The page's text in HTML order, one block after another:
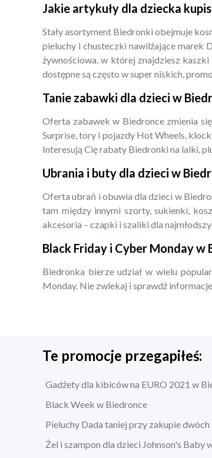
Jakie artykuły dla dziecka
Stały asortyment Biedronki obejmuje
pieluchy i chusteczki nawilżające marek
żywnościowa, w której znajdziesz
dostępne są często w super niskich,
Tanie zabawki dla dzieci w
Oferta zabawek w Biedronce zmienia
Surprise, tory i pojazdy Hot Wheels,
Interesują Cię rabaty Biedronki na lalki,
Ubrania i buty dla dzieci w
Oferta ubrań i obuwia dla dzieci w
tam między innymi szorty, sukienki,
akcesoria – czapki i szaliki dla
Black Friday i Cyber Monday w
Biedronka bierze udział w wielu
Monday. Nie zwlekaj i sprawdź
Te promocje przegapiłeś:
Gadżety dla kibiców na EURO 2021 w
Black Week w Biedronce
Pieluchy Dada taniej przy zakupie
Żel i szampon dla dzieci Johnson's Baby